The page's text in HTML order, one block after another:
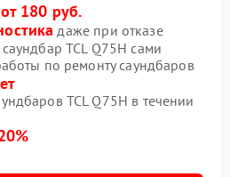
от 180 руб.
даже при отказе
TCL Q75H сами
по ремонту саундбаров
TCL Q75H в течении